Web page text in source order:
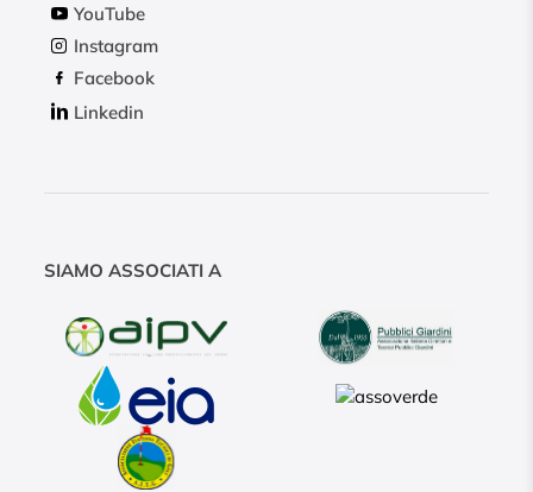
YouTube
Instagram
Facebook
Linkedin
SIAMO ASSOCIATI A